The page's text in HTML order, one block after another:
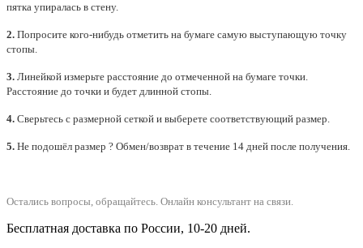
пятка упиралась в стену.
2. Попросите кого-нибудь отметить на бумаге самую выступающую точку
стопы.
3. Линейкой измерьте расстояние до отмеченной на бумаге точки.
Расстояние до точки и будет длинной стопы.
4. Сверьтесь с размерной сеткой и выберете соответствующий размер.
5. Не подошёл размер ? Обмен/возврат в течение 14 дней после получения.
Остались вопросы, обращайтесь. Онлайн консультант на связи.
Бесплатная доставка по России, 10-20 дней.